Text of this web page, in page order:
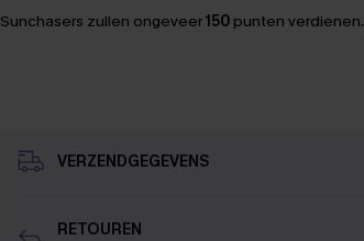
Sunchasers zullen ongeveer150punten verdienen.
VERZENDGEGEVENS
RETOUREN